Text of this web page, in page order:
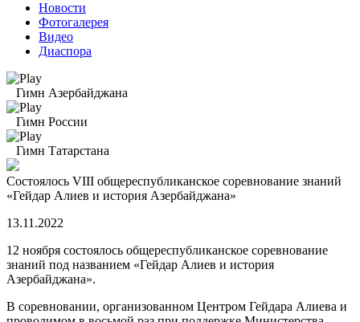
Новости
Фотогалерея
Видео
Диаспора
Гимн Азербайджана
Гимн России
Гимн Татарстана
Состоялось VIII общереспубликанское соревнование знаний
«Гейдар Алиев и история Азербайджана»
13.11.2022
12 ноября состоялось общереспубликанское соревнование
знаний под названием «Гейдар Алиев и история
Азербайджана».
В соревновании, организованном Центром Гейдара Алиева и